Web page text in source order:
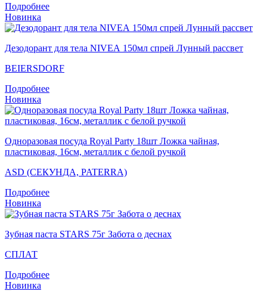
Подробнее
Новинка
Дезодорант для тела NIVEA 150мл спрей Лунный рассвет
BEIERSDORF
Подробнее
Новинка
Одноразовая посуда Royal Party 18шт Ложка чайная,
пластиковая, 16см, металлик с белой ручкой
ASD (СЕКУНДА, PATERRA)
Подробнее
Новинка
Зубная паста STARS 75г Забота о деснах
СПЛАТ
Подробнее
Новинка